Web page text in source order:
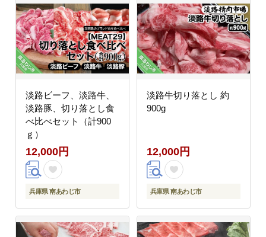
淡路ビーフ、淡路牛、
淡路豚、切り落とし食
べ比べセット（計900
ｇ）
12,000円
兵庫県 南あわじ市
淡路牛切り落とし 約
900g
12,000円
兵庫県 南あわじ市